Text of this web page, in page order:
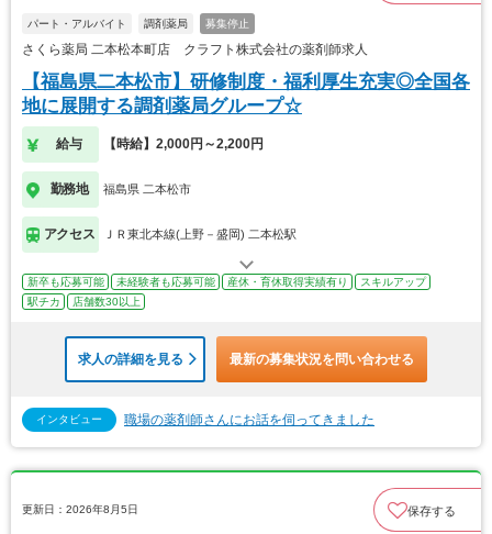
パート・アルバイト 調剤薬局 募集停止
さくら薬局 二本松本町店 クラフト株式会社の薬剤師求人
【福島県二本松市】研修制度・福利厚生充実◎全国各
地に展開する調剤薬局グループ☆
給与 【時給】2,000円～2,200円
勤務地 福島県 二本松市
アクセス ＪＲ東北本線(上野－盛岡) 二本松駅
新卒も応募可能 未経験者も応募可能 産休・育休取得実績有り
スキルアップ
駅チカ
店舗数30以上
求人の詳細を見る 最新の募集状況を問い合わせる
インタビュー 職場の薬剤師さんにお話を伺ってきました
更新日：2026年8月5日 保存する